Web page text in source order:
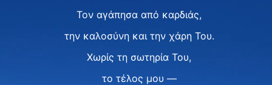
Τον αγάπησα από καρδιάς,
την καλοσύνη και την χάρη Του.
Χωρίς τη σωτηρία Του,
το τέλος μου —